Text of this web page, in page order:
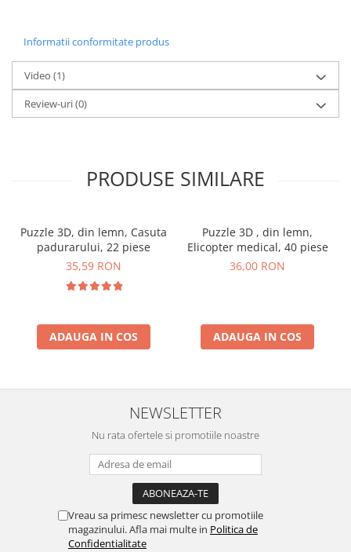
Informatii conformitate produs
Video (1)
Review-uri(0)
PRODUSE SIMILARE
Puzzle 3D, din lemn, Casuta
padurarului, 22 piese
35,59 RON
ADAUGA IN COS
Puzzle 3D , din lemn,
Elicopter medical, 40 piese
36,00 RON
ADAUGA IN COS
NEWSLETTER
Nu rata ofertele si promotiile noastre
Vreau sa primesc newsletter cu promotiile
magazinului. Afla mai multe in Politica de
Confidentialitate